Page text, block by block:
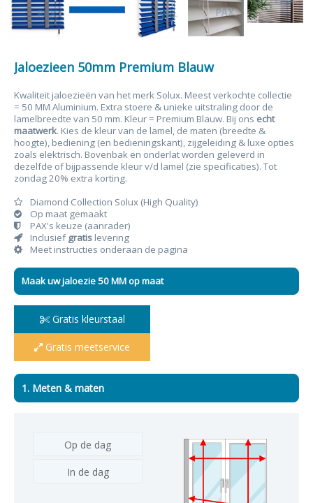
Jaloezieen 50mm Premium Blauw
Kwaliteit jaloezieën van het merk Solux. Meest verkochte collectie
= 50 MM Aluminium. Extra stoere & unieke uitstraling door de
lamelbreedte van 50 mm. Kleur = Premium Blauw. Bij ons echt
maatwerk. Kies de kleur van de lamel, de maten (breedte &
hoogte), bediening (en bedieningskant), zijgeleiding & luxe opties
zoals elektrisch. Bovenbak en onderlat worden geleverd in
dezelfde of bijpassende kleur v/d lamel (zie specificaties). Tot
zondag 20% extra korting.
Diamond Collection Solux (High Quality)
Op maat gemaakt
PAX's keuze (aanrader)
Inclusiefgratis levering
Meet instructies onderaan de pagina
Maak uw jaloezie 50 MM op maat
Gratis kleurstaal
Gratis meetservice
1. Meten & maten
Op de dag
In de dag